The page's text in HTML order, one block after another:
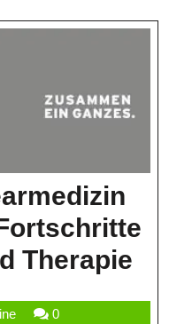
Therapie
ilk-
0